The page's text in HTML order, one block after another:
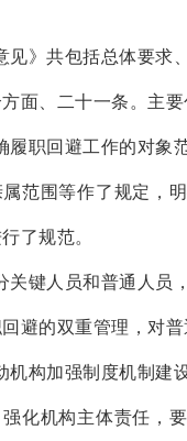
见》共包括总体要
面、二十一条。主
履职回避工作的对象
属范围等作了规定，
了规范。
关键人员和普通人员
避的双重管理，对
机构加强制度机制建
化机构主体责任，